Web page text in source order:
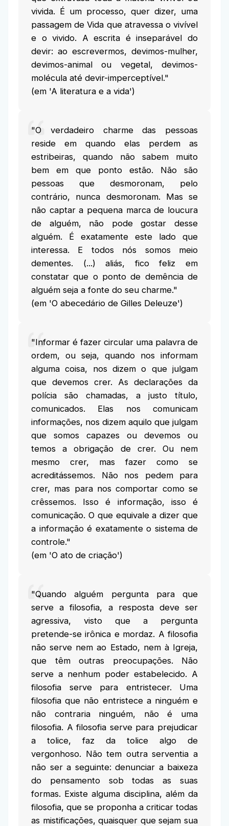
vivida. É um processo, quer dizer, uma
passagem de Vida que atravessa o vivível
e o vivido. A escrita é inseparável do
devir: ao escrevermos, devimos-mulher,
devimos-animal ou vegetal, devimos-
molécula até devir-imperceptível."
(em 'A literatura e a vida')
"O verdadeiro charme das pessoas
reside em quando elas perdem as
estribeiras, quando não sabem muito
bem em que ponto estão. Não são
pessoas que desmoronam, pelo
contrário, nunca desmoronam. Mas se
não captar a pequena marca de loucura
de alguém, não pode gostar desse
alguém. É exatamente este lado que
interessa. E todos nós somos meio
dementes. (...) aliás, fico feliz em
constatar que o ponto de demência de
alguém seja a fonte do seu charme."
(em 'O abecedário de Gilles Deleuze')
"Informar é fazer circular uma palavra de
ordem, ou seja, quando nos informam
alguma coisa, nos dizem o que julgam
que devemos crer. As declarações da
polícia são chamadas, a justo título,
comunicados. Elas nos comunicam
informações, nos dizem aquilo que julgam
que somos capazes ou devemos ou
temos a obrigação de crer. Ou nem
mesmo crer, mas fazer como se
acreditássemos. Não nos pedem para
crer, mas para nos comportar como se
crêssemos. Isso é informação, isso é
comunicação. O que equivale a dizer que
a informação é exatamente o sistema de
controle."
(em 'O ato de criação')
"Quando alguém pergunta para que
serve a filosofia, a resposta deve ser
agressiva, visto que a pergunta
pretende-se irônica e mordaz. A filosofia
não serve nem ao Estado, nem à Igreja,
que têm outras preocupações. Não
serve a nenhum poder estabelecido. A
filosofia serve para entristecer. Uma
filosofia que não entristece a ninguém e
não contraria ninguém, não é uma
filosofia. A filosofia serve para prejudicar
a tolice, faz da tolice algo de
vergonhoso. Não tem outra serventia a
não ser a seguinte: denunciar a baixeza
do pensamento sob todas as suas
formas. Existe alguma disciplina, além da
filosofia, que se proponha a criticar todas
as mistificações, quaisquer que sejam sua